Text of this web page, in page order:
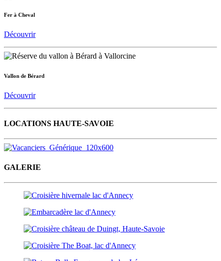
Fer à Cheval
Découvrir
Vallon de Bérard
Découvrir
LOCATIONS HAUTE-SAVOIE
GALERIE